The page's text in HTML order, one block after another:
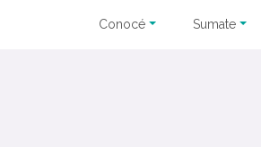
Conocé Sumate